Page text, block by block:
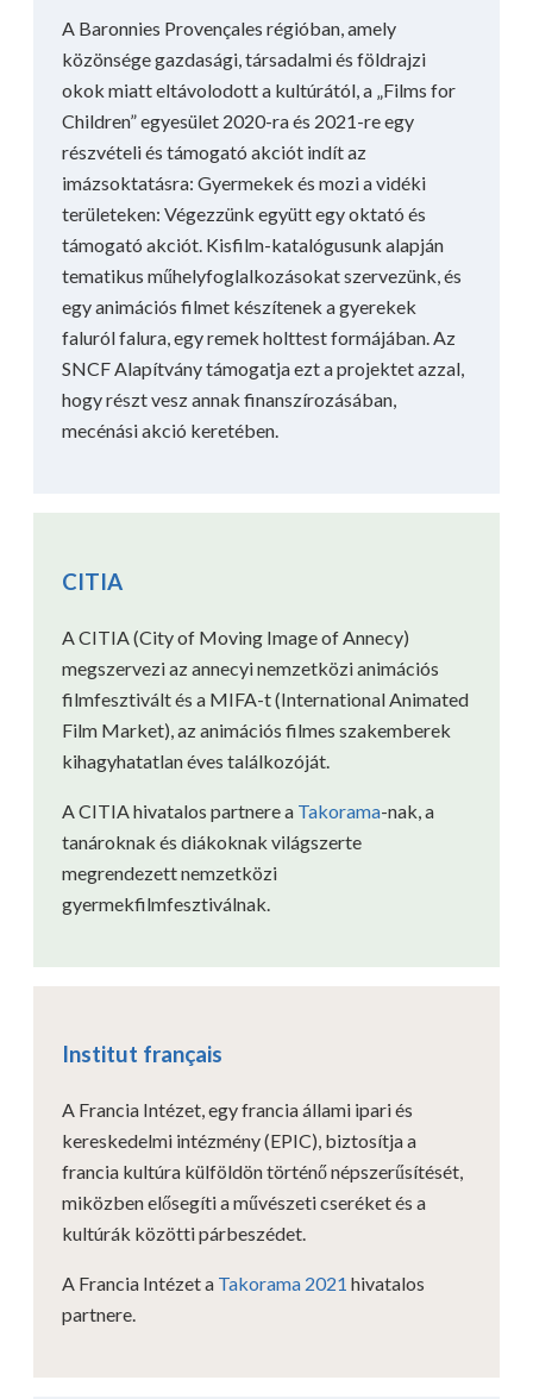
A Baronnies Provençales régióban, amely
közönsége gazdasági, társadalmi és földrajzi
okok miatt eltávolodott a kultúrától, a „Films for
Children” egyesület 2020-ra és 2021-re egy
részvételi és támogató akciót indít az
imázsoktatásra: Gyermekek és mozi a vidéki
területeken: Végezzünk együtt egy oktató és
támogató akciót. Kisfilm-katalógusunk alapján
tematikus műhelyfoglalkozásokat szervezünk, és
egy animációs filmet készítenek a gyerekek
faluról falura, egy remek holttest formájában. Az
SNCF Alapítvány támogatja ezt a projektet azzal,
hogy részt vesz annak finanszírozásában,
mecénási akció keretében.
CITIA
A CITIA (City of Moving Image of Annecy)
megszervezi az annecyi nemzetközi animációs
filmfesztivált és a MIFA-t (International Animated
Film Market), az animációs filmes szakemberek
kihagyhatatlan éves találkozóját.
A CITIA hivatalos partnere a Takorama-nak, a
tanároknak és diákoknak világszerte
megrendezett nemzetközi
gyermekfilmfesztiválnak.
Institut français
A Francia Intézet, egy francia állami ipari és
kereskedelmi intézmény (EPIC), biztosítja a
francia kultúra külföldön történő népszerűsítését,
miközben elősegíti a művészeti cseréket és a
kultúrák közötti párbeszédet.
A Francia Intézet a Takorama 2021 hivatalos
partnere.